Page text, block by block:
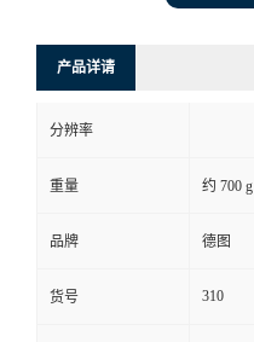
系
产品详请
分辨率
重量 约 700 g
品牌 德图
货号 310